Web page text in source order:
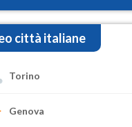
città italiane
Torino
Genova